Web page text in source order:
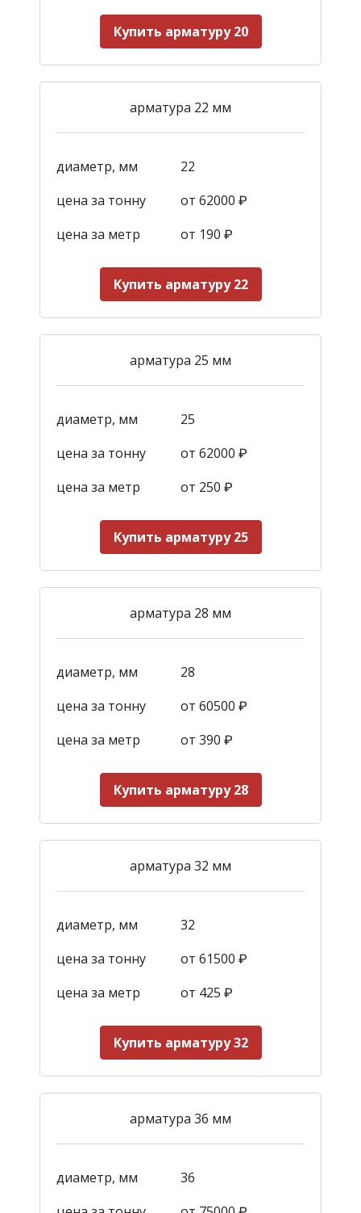
Купить арматуру 20
арматура 22 мм
диаметр, мм
22
цена за тонну
от 62000 ₽
цена за метр
от 190 ₽
Купить арматуру 22
арматура 25 мм
диаметр, мм
25
цена за тонну
от 62000 ₽
цена за метр
от 250 ₽
Купить арматуру 25
арматура 28 мм
диаметр, мм
28
цена за тонну
от 60500 ₽
цена за метр
от 390 ₽
Купить арматуру 28
арматура 32 мм
диаметр, мм
32
цена за тонну
от 61500 ₽
цена за метр
от 425 ₽
Купить арматуру 32
арматура 36 мм
диаметр, мм
36